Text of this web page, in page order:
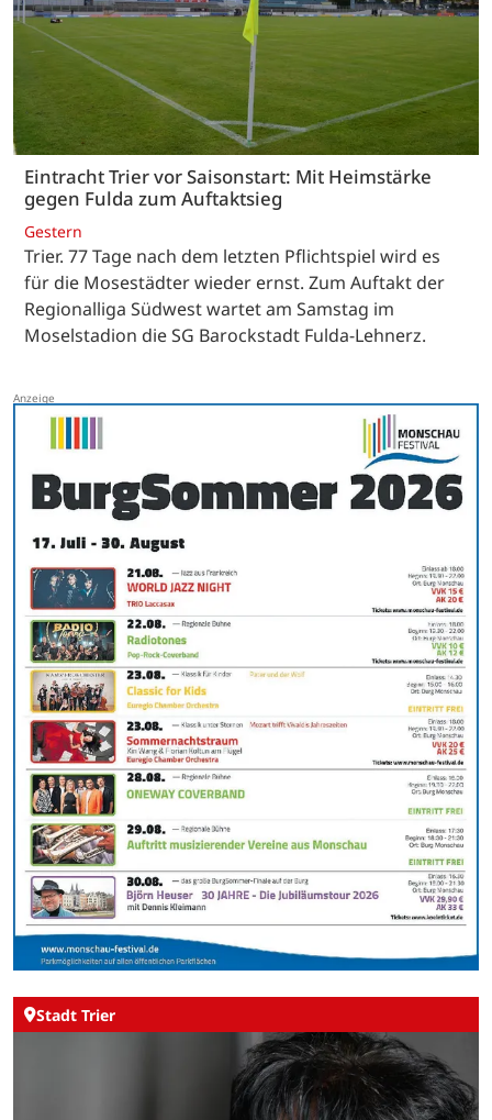
Eintracht Trier vor Saisonstart: Mit Heimstärke
gegen Fulda zum Auftaktsieg
Gestern
Trier. 77 Tage nach dem letzten Pflichtspiel wird es
für die Mosestädter wieder ernst. Zum Auftakt der
Regionalliga Südwest wartet am Samstag im
Moselstadion die SG Barockstadt Fulda-Lehnerz.
Stadt Trier